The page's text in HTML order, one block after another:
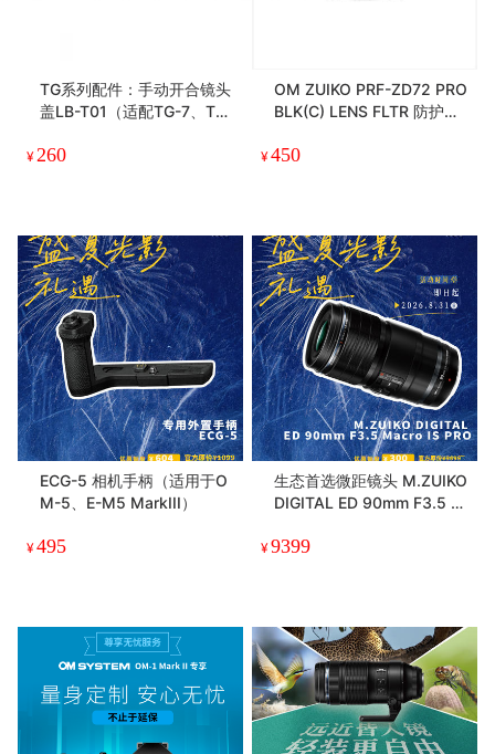
TG系列配件：手动开合镜头
盖LB-T01（适配TG-7、TG-
G-2、TG-1)
¥ 260
OM ZUIKO PRF-ZD72 PRO
BLK(C) LENS FLTR 防护滤
¥450
ECG-5 相机手柄（适用于O
M-5、E-M5 MarkIII）
¥495
生态首选微距镜头 M.ZUIKO
DIGITAL ED 90mm F3.5 M
¥9399